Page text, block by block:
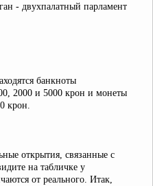
- двухпалатный парламент
банкноты
2000 и 5000 крон и монеты
крон.
открытия, связанные с
на табличке у
от реального. Итак,